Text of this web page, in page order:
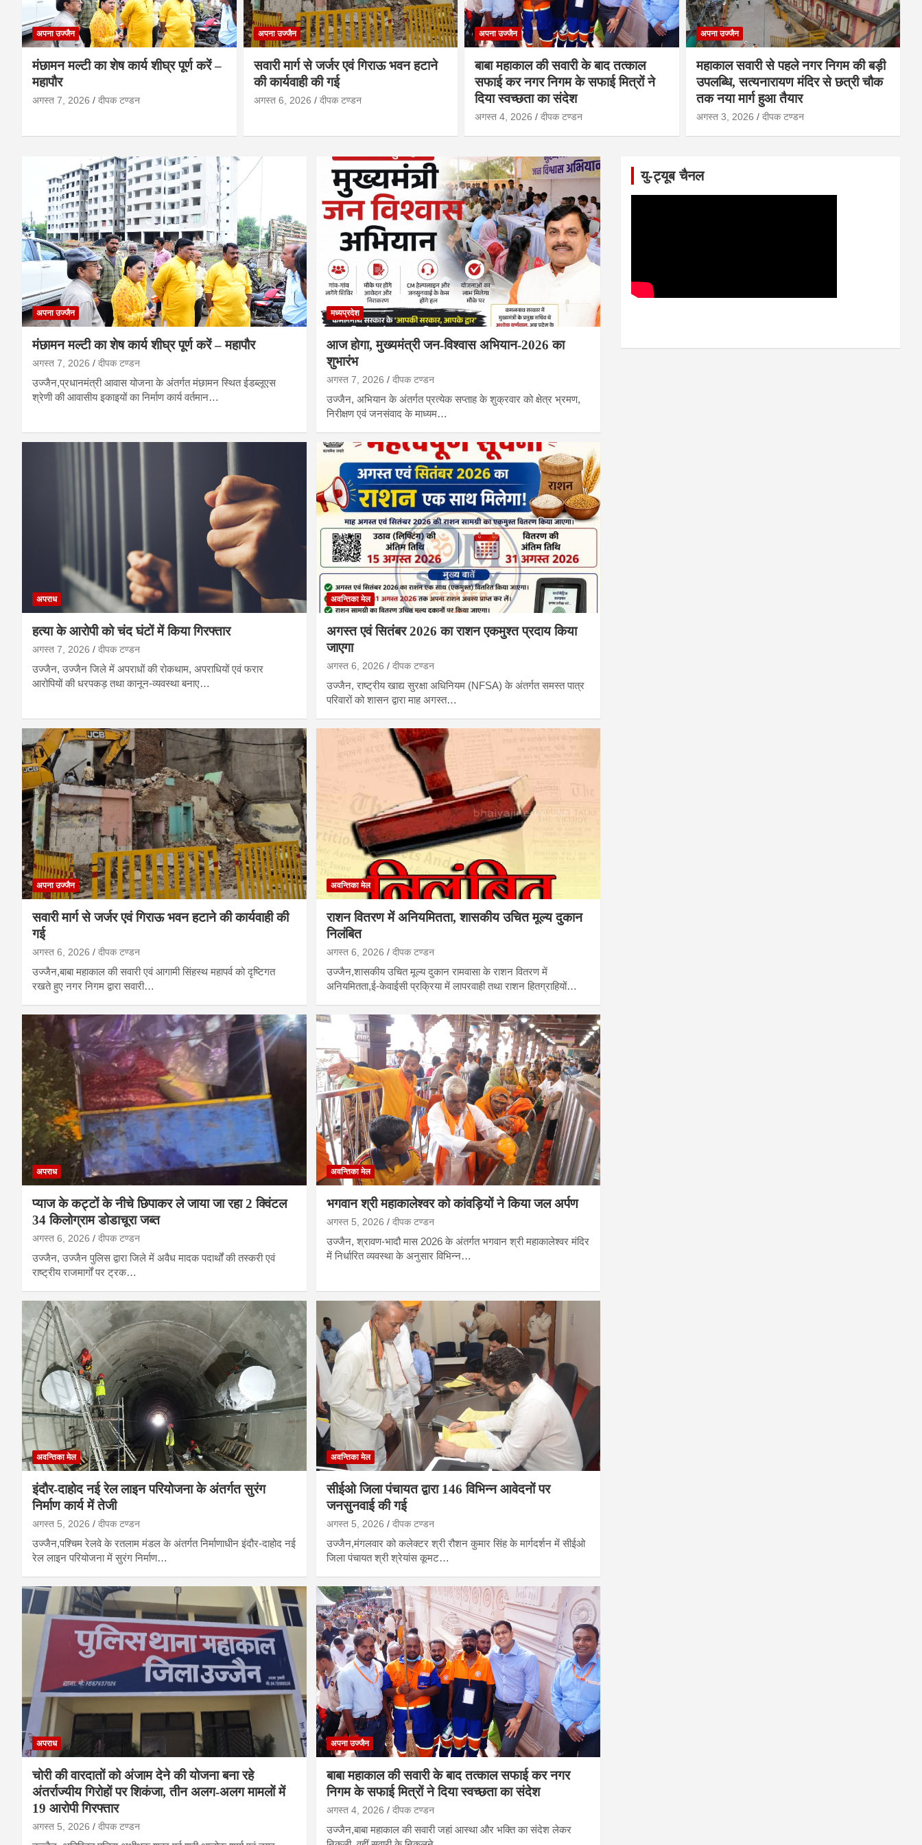
अपना उज्जैन
मंछामन मल्टी का शेष कार्य शीघ्र पूर्ण करें –
महापौर
अगस्त 7, 2026 दीपक टण्‍डन
अपना उज्जैन
सवारी मार्ग से जर्जर एवं गिराऊ भवन हटाने
की कार्यवाही की गई
अगस्त 6, 2026 दीपक टण्‍डन
अपना उज्जैन
बाबा महाकाल की सवारी के बाद तत्काल
सफाई कर नगर निगम के सफाई मित्रों ने
दिया स्वच्छता का संदेश
अगस्त 4, 2026 दीपक टण्‍डन
अपना उज्जैन
महाकाल सवारी से पहले नगर निगम की बड़ी
उपलब्धि, सत्यनारायण मंदिर से छत्री चौक
तक नया मार्ग हुआ तैयार
अगस्त 3, 2026 दीपक टण्‍डन
अपना उज्जैन
मंछामन मल्टी का शेष कार्य शीघ्र पूर्ण करें – महापौर
अगस्त 7, 2026 दीपक टण्‍डन
उज्जैन,प्रधानमंत्री आवास योजना के अंतर्गत मंछामन स्थित ईडब्लूएस
श्रेणी की आवासीय इकाइयों का निर्माण कार्य वर्तमान…
मध्यप्रदेश
आज होगा, मुख्यमंत्री जन-विश्वास अभियान-2026 का
शुभारंभ
अगस्त 7, 2026 दीपक टण्‍डन
उज्जैन, अभियान के अंतर्गत प्रत्येक सप्ताह के शुक्रवार को क्षेत्र भ्रमण,
निरीक्षण एवं जनसंवाद के माध्यम…
अपराध
हत्या के आरोपी को चंद घंटों में किया गिरफ्तार
अगस्त 7, 2026 दीपक टण्‍डन
उज्जैन, उज्जैन जिले में अपराधों की रोकथाम, अपराधियों एवं फरार
आरोपियों की धरपकड़ तथा कानून-व्यवस्था बनाए…
अवन्तिका मेल
अगस्त एवं सितंबर 2026 का राशन एकमुश्त प्रदाय किया
जाएगा
अगस्त 6, 2026 दीपक टण्‍डन
उज्जैन, राष्ट्रीय खाद्य सुरक्षा अधिनियम (NFSA) के अंतर्गत समस्त पात्र
परिवारों को शासन द्वारा माह अगस्त…
अपना उज्जैन
सवारी मार्ग से जर्जर एवं गिराऊ भवन हटाने की कार्यवाही की
गई
अगस्त 6, 2026 दीपक टण्‍डन
उज्जैन,बाबा महाकाल की सवारी एवं आगामी सिंहस्थ महापर्व को दृष्टिगत
रखते हुए नगर निगम द्वारा सवारी…
अवन्तिका मेल
राशन वितरण में अनियमितता, शासकीय उचित मूल्य दुकान
निलंबित
अगस्त 6, 2026 दीपक टण्‍डन
उज्जैन,शासकीय उचित मूल्य दुकान रामवासा के राशन वितरण में
अनियमितता,ई-केवाईसी प्रक्रिया में लापरवाही तथा राशन हितग्राहियों…
अपराध
प्याज के कट्टों के नीचे छिपाकर ले जाया जा रहा 2 क्विंटल
34 किलोग्राम डोडाचूरा जब्त
अगस्त 6, 2026 दीपक टण्‍डन
उज्जैन, उज्जैन पुलिस द्वारा जिले में अवैध मादक पदार्थों की तस्करी एवं
राष्ट्रीय राजमार्गों पर ट्रक…
अवन्तिका मेल
भगवान श्री महाकालेश्वर को कांवड़ियों ने किया जल अर्पण
अगस्त 5, 2026 दीपक टण्‍डन
उज्जैन, श्रावण-भादौ मास 2026 के अंतर्गत भगवान श्री महाकालेश्वर मंदिर
में निर्धारित व्यवस्था के अनुसार विभिन्न…
अवन्तिका मेल
इंदौर-दाहोद नई रेल लाइन परियोजना के अंतर्गत सुरंग
निर्माण कार्य में तेजी
अगस्त 5, 2026 दीपक टण्‍डन
उज्जैन,पश्चिम रेलवे के रतलाम मंडल के अंतर्गत निर्माणाधीन इंदौर-दाहोद नई
रेल लाइन परियोजना में सुरंग निर्माण…
अवन्तिका मेल
सीईओ जिला पंचायत द्वारा 146 विभिन्न आवेदनों पर
जनसुनवाई की गई
अगस्त 5, 2026 दीपक टण्‍डन
उज्जैन,मंगलवार को कलेक्टर श्री रौशन कुमार सिंह के मार्गदर्शन में सीईओ
जिला पंचायत श्री श्रेयांस कूमट…
अपराध
चोरी की वारदातों को अंजाम देने की योजना बना रहे
अंतर्राज्यीय गिरोहों पर शिकंजा, तीन अलग-अलग मामलों में
19 आरोपी गिरफ्तार
अगस्त 5, 2026 दीपक टण्‍डन
अपना उज्जैन
बाबा महाकाल की सवारी के बाद तत्काल सफाई कर नगर
निगम के सफाई मित्रों ने दिया स्वच्छता का संदेश
अगस्त 4, 2026 दीपक टण्‍डन
उज्जैन,बाबा महाकाल की सवारी जहां आस्था और भक्ति का संदेश लेकर
यु-ट्यूब चैनल